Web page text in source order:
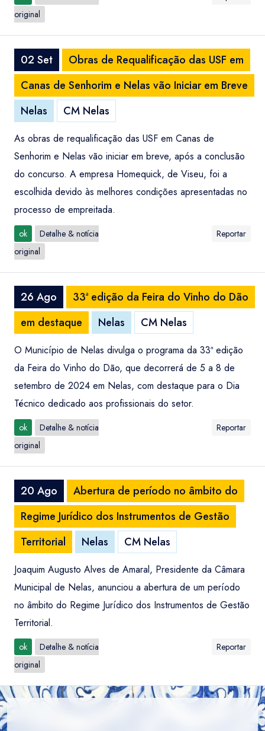
original
02 Set
Obras de Requalificação das USF em
Canas de Senhorim e Nelas vão Iniciar em Breve
Nelas
CM Nelas
As obras de requalificação das USF em Canas de
Senhorim e Nelas vão iniciar em breve, após a conclusão
do concurso. A empresa Homequick, de Viseu, foi a
escolhida devido às melhores condições apresentadas no
processo de empreitada.
ok
Detalhe & notícia
original
Reportar
26 Ago
33ª edição da Feira do Vinho do Dão
em destaque
Nelas CM Nelas
O Município de Nelas divulga o programa da 33ª edição
da Feira do Vinho do Dão, que decorrerá de 5 a 8 de
setembro de 2024 em Nelas, com destaque para o Dia
Técnico dedicado aos profissionais do setor.
ok
Detalhe & notícia
original
Reportar
20 Ago
Abertura de período no âmbito do
Regime Jurídico dos Instrumentos de Gestão
Territorial
Nelas CM Nelas
Joaquim Augusto Alves de Amaral, Presidente da Câmara
Municipal de Nelas, anunciou a abertura de um período
no âmbito do Regime Jurídico dos Instrumentos de Gestão
Territorial.
ok
Detalhe & notícia
original
Reportar